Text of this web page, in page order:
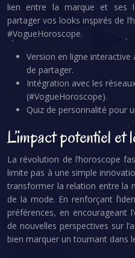
lien entre la marque et ses
partager vos looks inspirés de
#VogueHoroscope.
Version en ligne
de partager.
Intégration avec les
(#VogueHoroscope).
Quiz de personnalité pour
L’impact potentiel et
La révolution de l’horoscope
limite pas à une simple
transformer la relation entre la
de la mode. En renforçant
préférences, en encourageant
de nouvelles perspectives sur
bien marquer un tournant dans